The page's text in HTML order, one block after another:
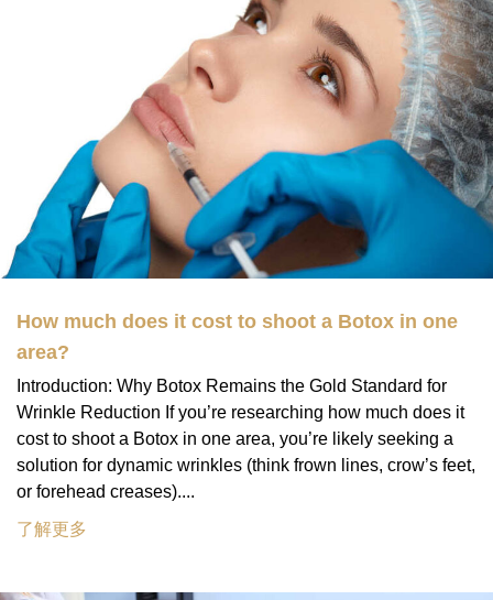
How much does it cost to shoot a Botox in one
area?
Introduction: Why Botox Remains the Gold Standard for
Wrinkle Reduction If you’re researching how much does it
cost to shoot a Botox in one area, you’re likely seeking a
solution for dynamic wrinkles (think frown lines, crow’s feet,
or forehead creases)....
了解更多